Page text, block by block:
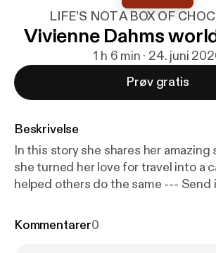
LIFE’S NOT A BOX OF
Vivienne Dahms
1 h 6 min · 24. juni
Prøv gratis
Beskrivelse
In this story she shares her
she turned her love for travel into a
helped others do the same --- Send in a voice
Kommentarer0